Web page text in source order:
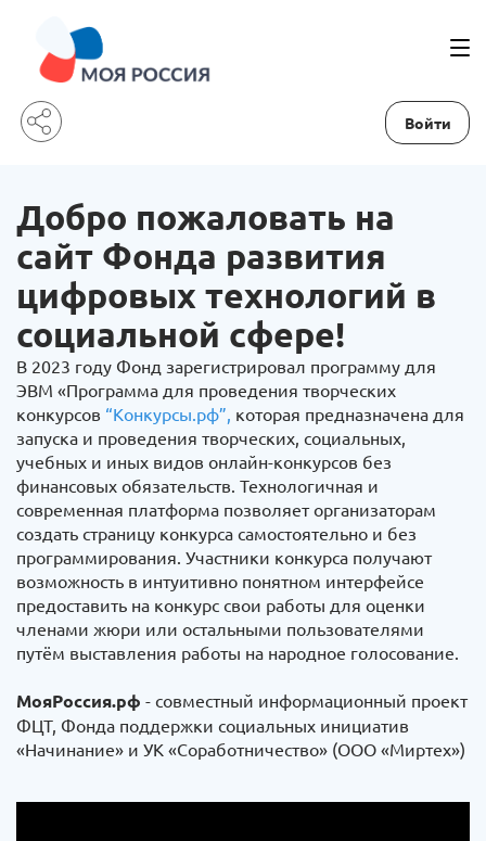
Войти
Добро пожаловать на
сайт Фонда развития
цифровых технологий в
социальной сфере!
В 2023 году Фонд зарегистрировал программу для
ЭВМ «Программа для проведения творческих
конкурсов “Конкурсы.рф”, которая предназначена для
запуска и проведения творческих, социальных,
учебных и иных видов онлайн-конкурсов без
финансовых обязательств. Технологичная и
современная платформа позволяет организаторам
создать страницу конкурса самостоятельно и без
программирования. Участники конкурса получают
возможность в интуитивно понятном интерфейсе
предоставить на конкурс свои работы для оценки
членами жюри или остальными пользователями
путём выставления работы на народное голосование.
МояРоссия.рф - совместный информационный проект
ФЦТ, Фонда поддержки социальных инициатив
«Начинание» и УК «Соработничество» (ООО «Миртех»)